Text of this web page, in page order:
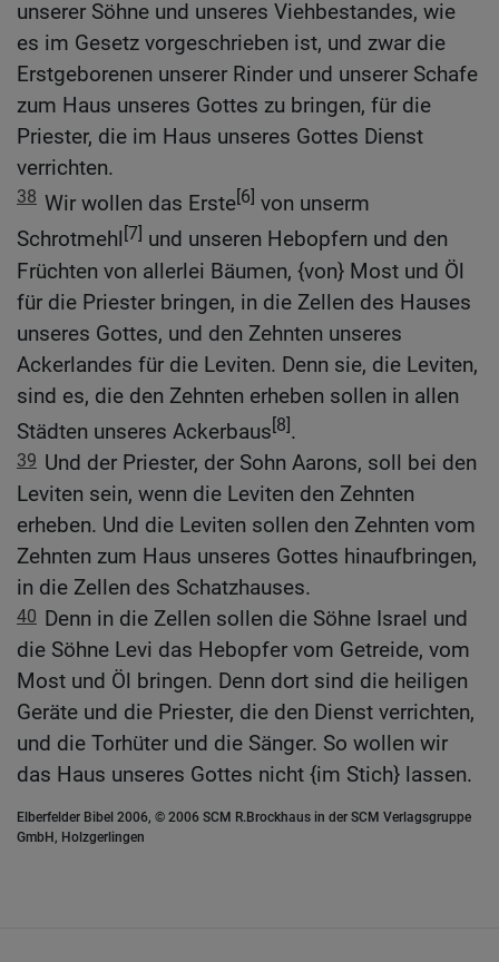
unserer Söhne und unseres Viehbestandes, wie
es im Gesetz vorgeschrieben ist, und zwar die
Erstgeborenen unserer Rinder und unserer Schafe
zum Haus unseres Gottes zu bringen, für die
Priester, die im Haus unseres Gottes Dienst
verrichten.
38 Wir wollen das Erste[6] von unserm
Schrotmehl [7] und unseren Hebopfern und den
Früchten von allerlei Bäumen, {von} Most und Öl
für die Priester bringen, in die Zellen des Hauses
unseres Gottes, und den Zehnten unseres
Ackerlandes für die Leviten. Denn sie, die Leviten,
sind es, die den Zehnten erheben sollen in allen
Städten unseres Ackerbaus[8].
39 Und der Priester, der Sohn Aarons, soll bei den
Leviten sein, wenn die Leviten den Zehnten
erheben. Und die Leviten sollen den Zehnten vom
Zehnten zum Haus unseres Gottes hinaufbringen,
in die Zellen des Schatzhauses.
40 Denn in die Zellen sollen die Söhne Israel und
die Söhne Levi das Hebopfer vom Getreide, vom
Most und Öl bringen. Denn dort sind die heiligen
Geräte und die Priester, die den Dienst verrichten,
und die Torhüter und die Sänger. So wollen wir
das Haus unseres Gottes nicht {im Stich} lassen.
Elberfelder Bibel 2006, © 2006 SCM R.Brockhaus in der SCM Verlagsgruppe
GmbH, Holzgerlingen